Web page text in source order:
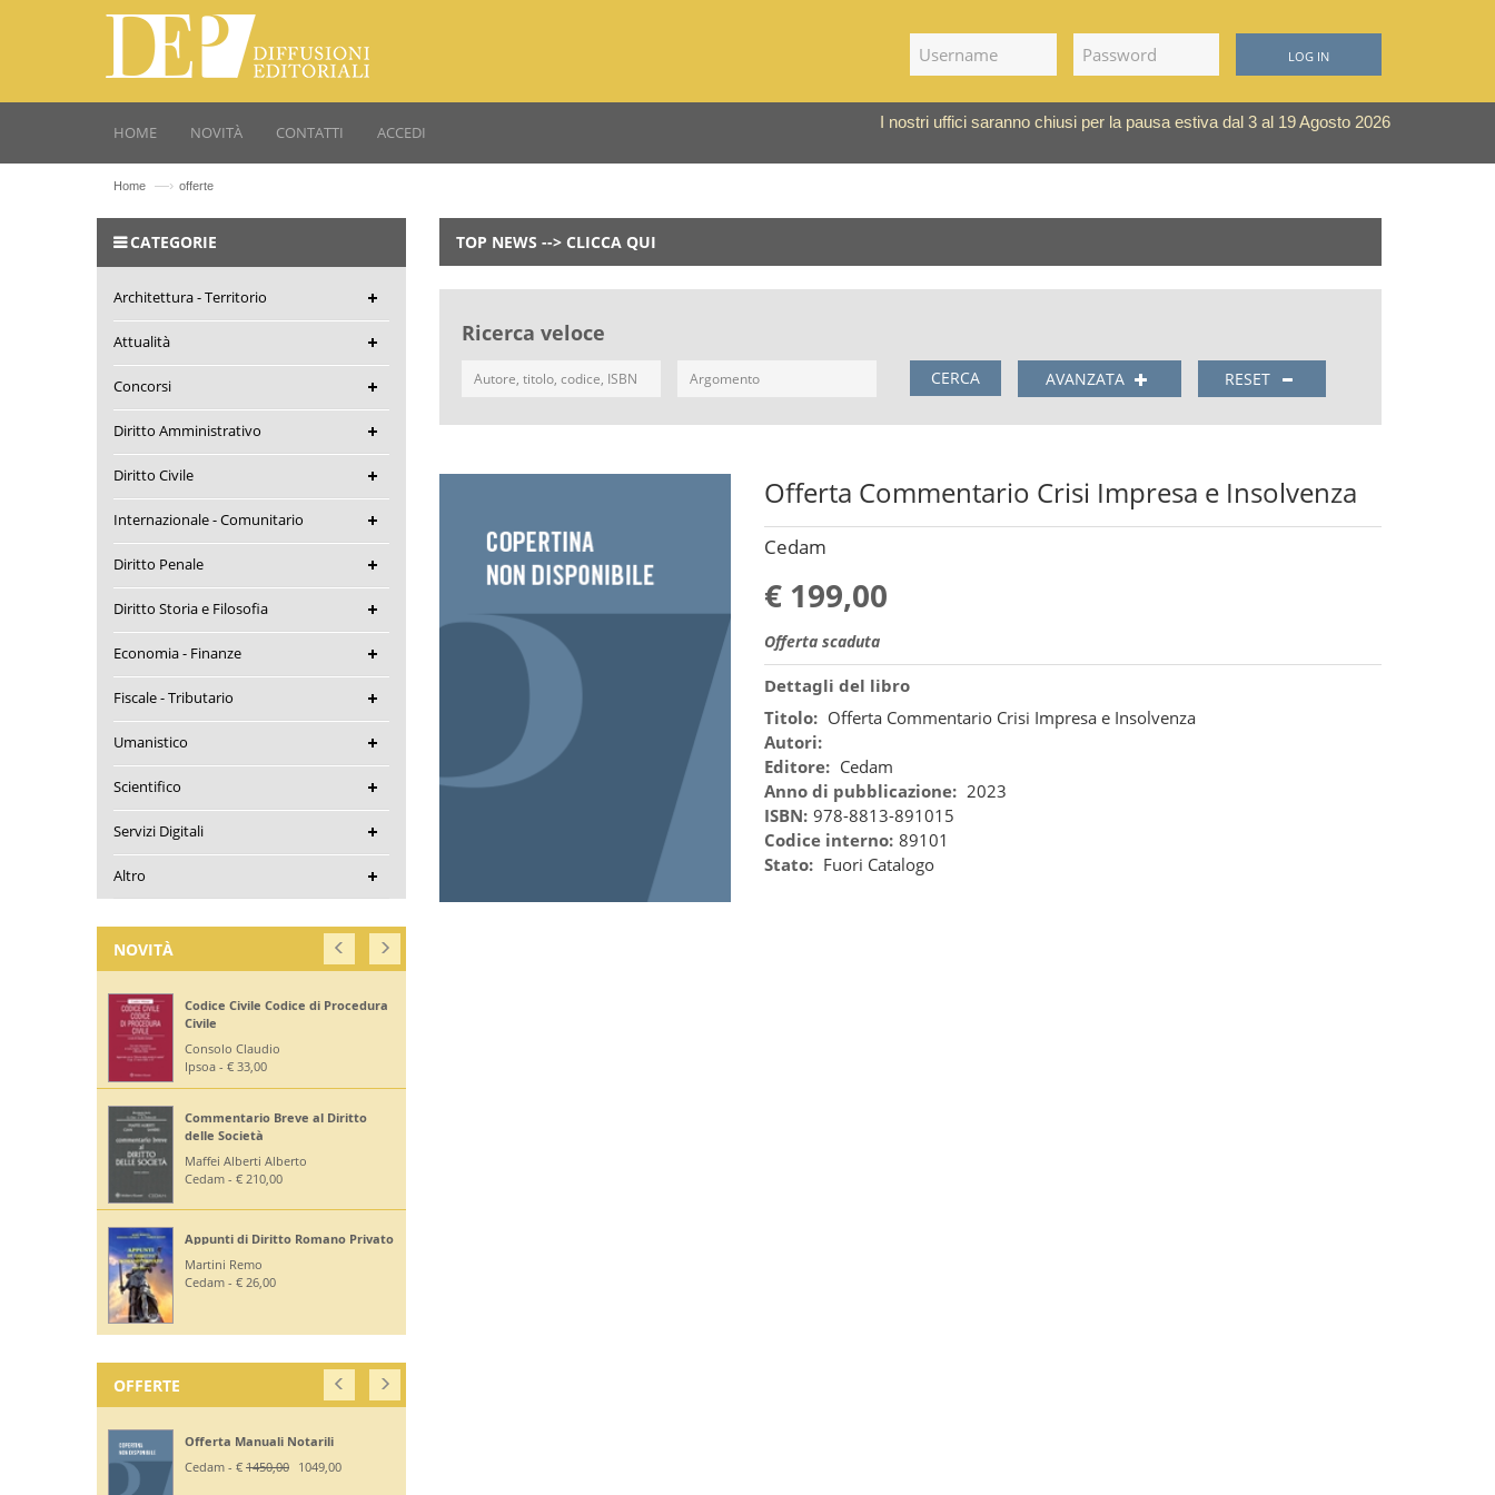
LOG IN
HOME NOVITÀ CONTATTI ACCEDI
I nostri uffici saranno chiusi per la pausa estiva dal 3 al 19 Agosto 2026
Home —› offerte
TOP NEWS --> CLICCA QUI
Ricerca veloce
CERCA AVANZATA RESET
Offerta Commentario Crisi Impresa e Insolvenza
Cedam
€ 199,00
Offerta scaduta
Dettagli del libro
Titolo: Offerta Commentario Crisi Impresa e Insolvenza
Autori:
Editore: Cedam
Anno di pubblicazione: 2023
ISBN: 978-8813-891015
Codice interno: 89101
Stato: Fuori Catalogo
CATEGORIE
Architettura - Territorio
Attualità
Concorsi
Diritto Amministrativo
Diritto Civile
Internazionale - Comunitario
Diritto Penale
Diritto Storia e Filosofia
Economia - Finanze
Fiscale - Tributario
Umanistico
Scientifico
Servizi Digitali
Altro
NOVITÀ
Codice Civile Codice di Procedura
Civile
Consolo Claudio
Ipsoa - € 33,00
Commentario Breve al Diritto
delle Società
Maffei Alberti Alberto
Cedam - € 210,00
Appunti di Diritto Romano Privato
Martini Remo
Cedam - € 26,00
OFFERTE
Offerta Manuali Notarili
Cedam - € 1450,00 1049,00